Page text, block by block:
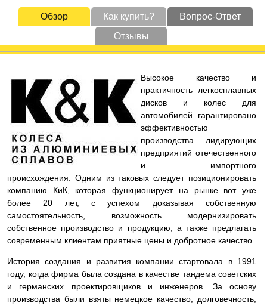
Обзор Как купить?
Вопрос-Ответ
Отзывы
Высокое качество и
практичность легкосплавных
дисков и колес для
автомобилей гарантировано
эффективностью
производства лидирующих
предприятий отечественного
и импортного
происхождения. Одним из таковых следует позиционировать
компанию КиК, которая функционирует на рынке вот уже
более 20 лет, с успехом доказывая собственную
самостоятельность, возможность модернизировать
собственное производство и продукцию, а также предлагать
современным клиентам приятные цены и добротное качество.
История создания и развития компании стартовала в 1991
году, когда фирма была создана в качестве тандема советских
и германских проектировщиков и инженеров. За основу
производства были взяты немецкое качество, долговечность,